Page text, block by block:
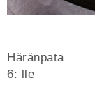
Häränpata
6: lle